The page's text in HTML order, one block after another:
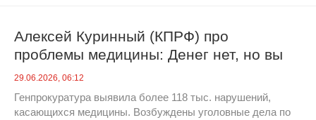
Алексей Куринный (КПРФ) про
проблемы медицины: Денег нет, но вы
лечитесь
29.06.2026, 06:12
Генпрокуратура выявила более 118 тыс. нарушений,
касающихся медицины. Возбуждены уголовные дела по